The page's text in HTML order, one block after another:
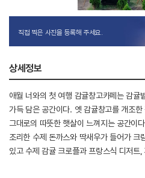
직접 찍은 사진을 등록해 주세요.
상세정보
애월 너와의 첫 여행 감귤창고카페는 감귤
가득 담은 공간이다. 옛 감귤창고를 개조
그대로의 따뜻한 햇살이 느껴지는 공간이
조리한 수제 돈까스와 딱새우가 들어가 크
있고 수제 감귤 크로플과 프랑스식 디저트
에이드와 스무디 등 다양한 디저트도 준